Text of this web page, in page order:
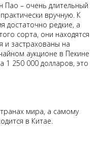
Пао – очень длительный
вручную. К
достаточно редкие, а
сорта, они находятся
и застрахованы на
аукционе в Пекине
1 250 000 долларов, это
мира, а самому
в Китае.